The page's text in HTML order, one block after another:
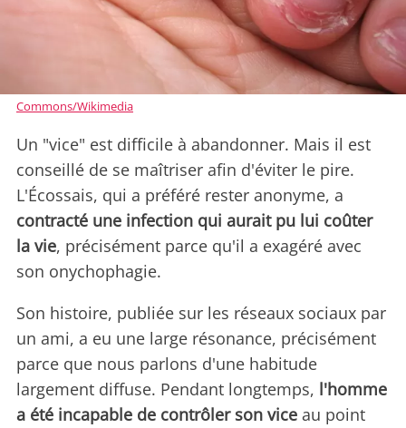
Commons/Wikimedia
Un "vice" est difficile à abandonner. Mais il est
conseillé de se maîtriser afin d'éviter le pire.
L'Écossais, qui a préféré rester anonyme, a
contracté une infection qui aurait pu lui coûter
la vie, précisément parce qu'il a exagéré avec
son onychophagie.
Son histoire, publiée sur les réseaux sociaux par
un ami, a eu une large résonance, précisément
parce que nous parlons d'une habitude
largement diffuse. Pendant longtemps, l'homme
a été incapable de contrôler son vice au point